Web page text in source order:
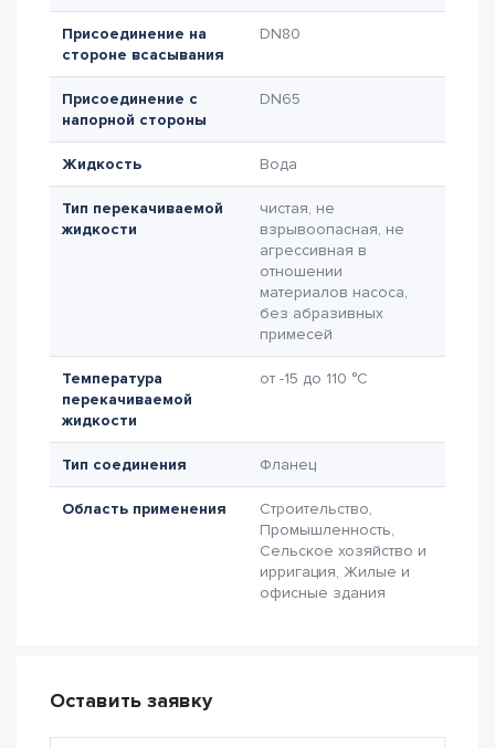
Присоединение на
стороне всасывания
DN80
Присоединение с
напорной стороны
DN65
Жидкость Вода
Тип перекачиваемой
жидкости
чистая, не
взрывоопасная, не
агрессивная в
отношении
материалов насоса,
без абразивных
примесей
Температура
перекачиваемой
жидкости
от -15 до 110 °C
Тип соединения Фланец
Область применения
Строительство,
Промышленность,
Сельское хозяйство и
ирригация, Жилые и
офисные здания
Оставить заявку